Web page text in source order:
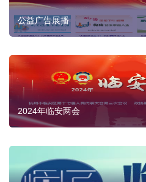
公益广告展播
2024年临安两会